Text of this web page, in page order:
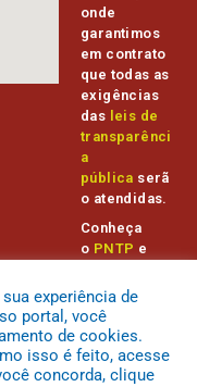
onde
garantimos
em contrato
que todas as
exigências
das leis de
transparênci
a
pública serã
o atendidas.
Conheça
o PNTP e
Transparênc
ia Pública
experiência de
portal, você
de cookies.
isso é feito, acesse
concorda, clique